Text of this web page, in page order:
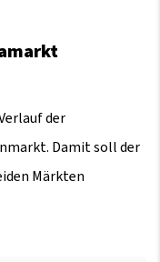
der
Damit soll der
Märkten